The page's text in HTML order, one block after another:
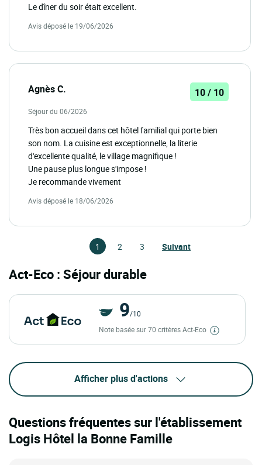
Le dîner du soir était excellent.
Avis déposé le 19/06/2026
Agnès C. 10 / 10
Séjour du 06/2026
Très bon accueil dans cet hôtel familial qui porte bien
son nom. La cuisine est exceptionnelle, la literie
d'excellente qualité, le village magnifique !
Une pause plus longue s'impose !
Je recommande vivement
Avis déposé le 18/06/2026
1 2 3 Suivant
Act-Eco : Séjour durable
9/10
Note basée sur 70 critères Act-Eco
Afficher plus d'actions
Questions fréquentes sur l'établissement
Logis Hôtel la Bonne Famille